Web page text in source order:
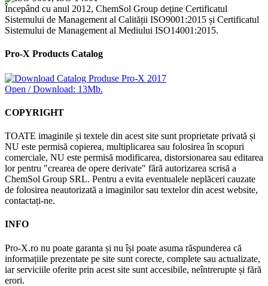
Începând cu anul 2012, ChemSol Group deține Certificatul
Sistemului de Management al Calității ISO9001:2015 și Certificatul
Sistemului de Management al Mediului ISO14001:2015.
Pro-X Products Catalog
Open / Download: 13Mb.
COPYRIGHT
TOATE imaginile și textele din acest site sunt proprietate privată și
NU este permisă copierea, multiplicarea sau folosirea în scopuri
comerciale, NU este permisă modificarea, distorsionarea sau editarea
lor pentru "crearea de opere derivate" fără autorizarea scrisă a
ChemSol Group SRL. Pentru a evita eventualele neplăceri cauzate
de folosirea neautorizată a imaginilor sau textelor din acest website,
contactați-ne.
INFO
Pro-X.ro nu poate garanta și nu își poate asuma răspunderea că
informațiile prezentate pe site sunt corecte, complete sau actualizate,
iar serviciile oferite prin acest site sunt accesibile, neîntrerupte și fără
erori.